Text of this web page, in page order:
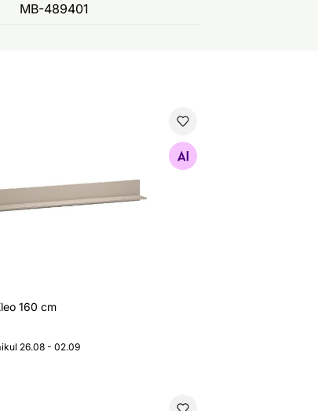
MB-489401
160 cm
26.08 - 02.09